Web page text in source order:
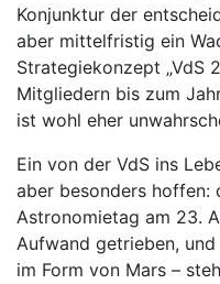
Konjunktur der
aber mittelfristig ein
Strategiekonzept „VdS
Mitgliedern bis zum
ist wohl eher
Ein von der VdS ins
aber besonders hoffen:
Astronomietag am 23.
Aufwand getrieben,
im Form von Mars –